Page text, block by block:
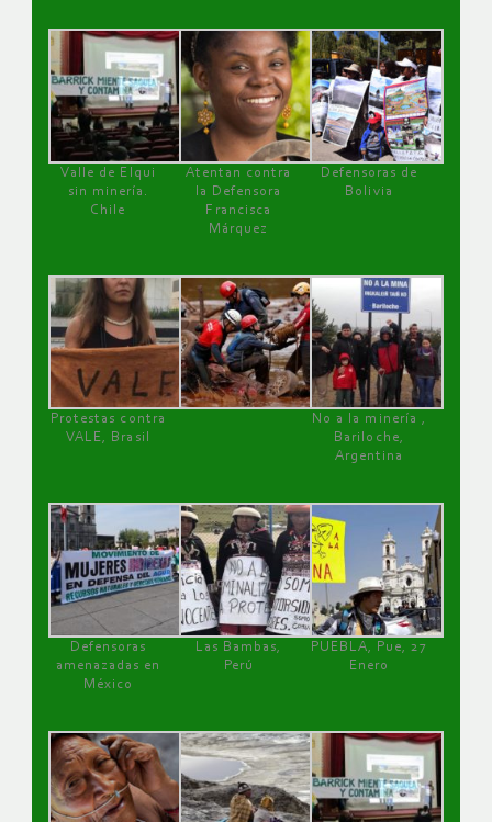
Valle de Elqui
sin minería.
Chile
Atentan contra
la Defensora
Francisca
Márquez
Defensoras de
Bolivia
Protestas contra
VALE, Brasil
No a la minería ,
Bariloche,
Argentina
Defensoras
amenazadas en
México
Las Bambas,
Perú
PUEBLA, Pue, 27
Enero